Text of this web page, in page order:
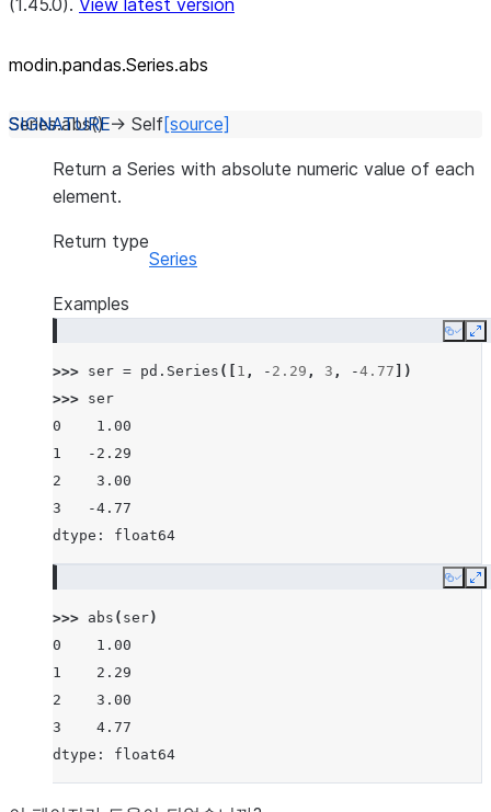
(1.45.0). View latest version
modin.pandas.Series.abs
Series.abs() → Self[source]
Return a Series with absolute numeric value of each
element.
Return type
Series
Examples
Copy
>>> ser = pd . Series ([ 1 , - 2.29 , 3 , -4.77 ])
>>> ser
0    1.00
1   -2.29
2    3.00
3   -4.77
dtype: float64
Copy
>>> abs ( ser)
0    1.00
1    2.29
2    3.00
3    4.77
dtype: float64